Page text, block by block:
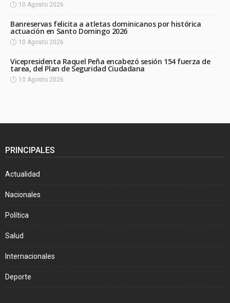
10 Agosto 2026
Banreservas felicita a atletas dominicanos por histórica
actuación en Santo Domingo 2026
10 Agosto 2026
Vicepresidenta Raquel Peña encabezó sesión 154 fuerza de
tarea, del Plan de Seguridad Ciudadana
10 Agosto 2026
PRINCIPALES
Actualidad
Nacionales
Política
Salud
Internacionales
Deporte